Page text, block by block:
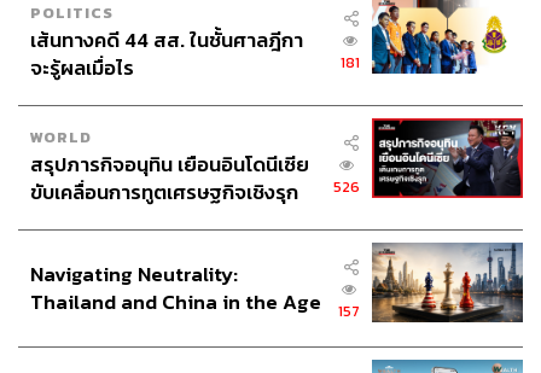
POLITICS
เส้นทางคดี 44 สส. ในชั้นศาลฎีกา
จะรู้ผลเมื่อไร
181
WORLD
สรุปภารกิจอนุทิน เยือนอินโดนีเซีย
ขับเคลื่อนการทูตเศรษฐกิจเชิงรุก
526
Navigating Neutrality:
Thailand and China in the Age
157